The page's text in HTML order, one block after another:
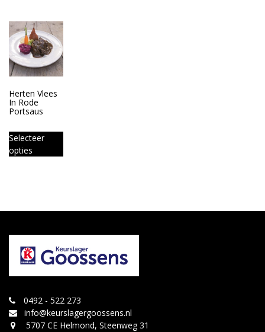
Herten Vlees
In Rode
Portsaus
Selecteer
opties
0492 - 522 273
info@keurslagergoossens.nl
5707 CE Helmond, Steenweg 31